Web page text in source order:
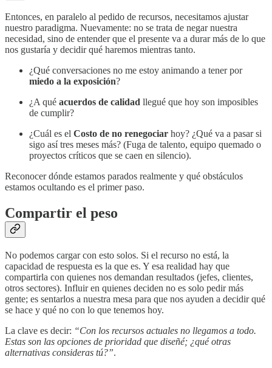
Entonces, en paralelo al pedido de recursos, necesitamos ajustar
nuestro paradigma. Nuevamente: no se trata de negar nuestra
necesidad, sino de entender que el presente va a durar más de lo que
nos gustaría y decidir qué haremos mientras tanto.
¿Qué conversaciones no me estoy animando a tener por
miedo a la exposición?
¿A qué acuerdos de calidad llegué que hoy son imposibles
de cumplir?
¿Cuál es el Costo de no renegociar hoy? ¿Qué va a pasar si
sigo así tres meses más? (Fuga de talento, equipo quemado o
proyectos críticos que se caen en silencio).
Reconocer dónde estamos parados realmente y qué obstáculos
estamos ocultando es el primer paso.
Compartir el peso
No podemos cargar con esto solos. Si el recurso no está, la
capacidad de respuesta es la que es. Y esa realidad hay que
compartirla con quienes nos demandan resultados (jefes, clientes,
otros sectores). Influir en quienes deciden no es solo pedir más
gente; es sentarlos a nuestra mesa para que nos ayuden a decidir qué
se hace y qué no con lo que tenemos hoy.
La clave es decir: “Con los recursos actuales no llegamos a todo.
Estas son las opciones de prioridad que diseñé; ¿qué otras
alternativas consideras tú?”.